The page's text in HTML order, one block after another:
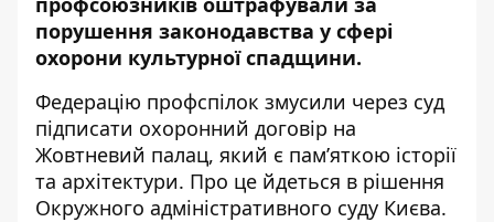
порушення законодавства у сфері
охорони культурної спадщини.
Федерацію профспілок змусили через суд
підписати охоронний договір на
Жовтневий палац, який є пам’яткою історії
та архітектури. Про це йдеться в рішення
Окружного адміністративного суду Києва.